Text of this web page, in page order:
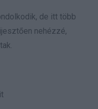
de itt több
nehézzé,